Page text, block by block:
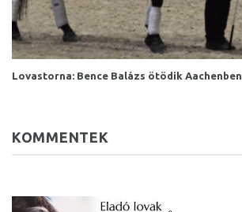
Lovastorna: Bence Balázs ötödik Aachenben
KOMMENTEK